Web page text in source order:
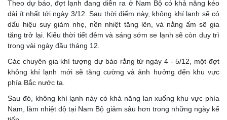
Theo dự báo, đợt lạnh đang diễn ra ở Nam Bộ có khả năng kéo
dài ít nhất tới ngày 3/12. Sau thời điểm này, không khí lạnh sẽ có
dấu hiệu suy giảm nhẹ, nền nhiệt tăng lên, và nắng ấm sẽ gia
tăng trở lại. Kiểu thời tiết đêm và sáng sớm se lạnh sẽ còn duy trì
trong vài ngày đầu tháng 12.
Các chuyên gia khí tượng dự báo rằng từ ngày 4 - 5/12, một đợt
không khí lạnh mới sẽ tăng cường và ảnh hưởng đến khu vực
phía Bắc nước ta.
Sau đó, không khí lạnh này có khả năng lan xuống khu vực phía
Nam, làm nhiệt độ tại Nam Bộ giảm sâu hơn trong những ngày kế